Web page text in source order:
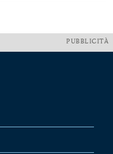
PUBBLICITÀ